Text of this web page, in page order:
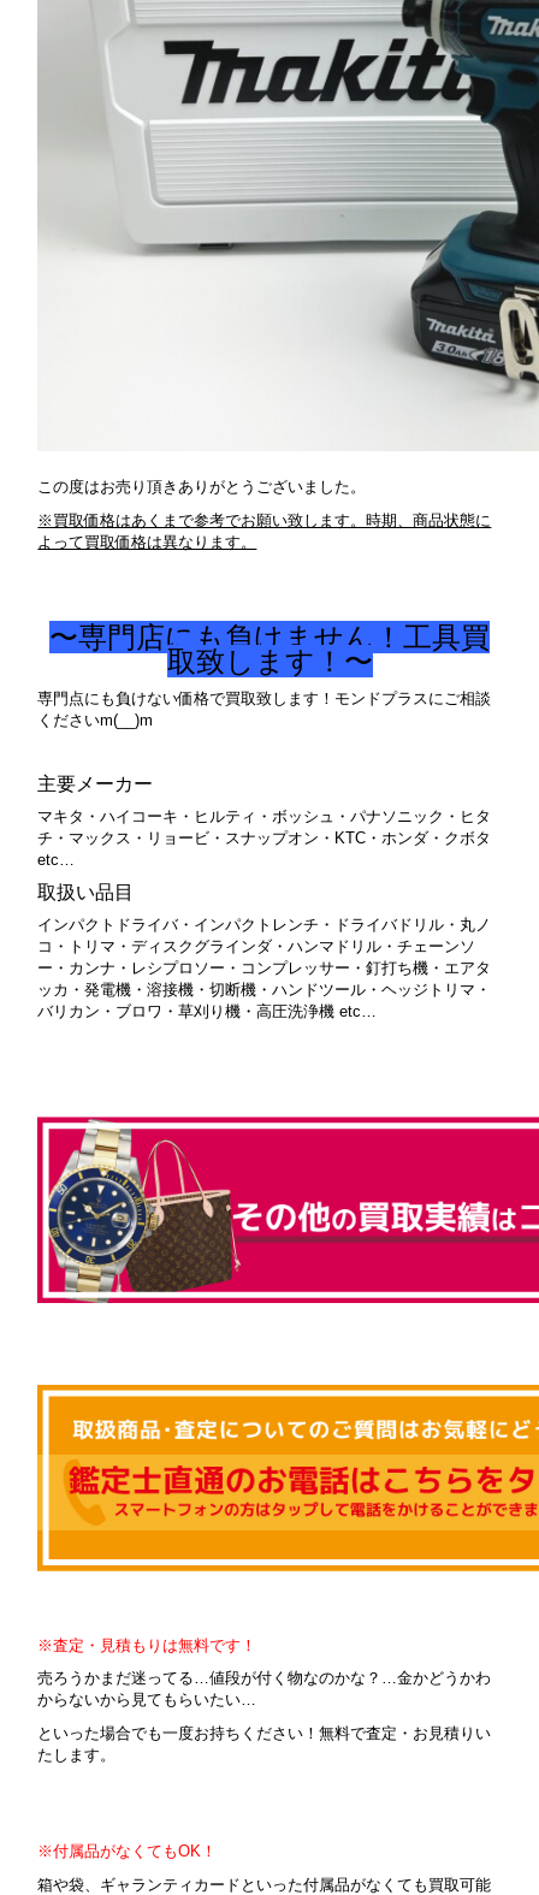
この度はお売り頂きありがとうございました。
※買取価格はあくまで参考でお願い致します。時期、商品状態に
よって買取価格は異なります。
〜専門店にも負けません！工具買
取致します！〜
専門点にも負けない価格で買取致します！モンドプラスにご相談
くださいm(__)m
主要メーカー
マキタ・ハイコーキ・ヒルティ・ボッシュ・パナソニック・ヒタ
チ・マックス・リョービ・スナップオン・KTC・ホンダ・クボタ
etc…
取扱い品目
インパクトドライバ・インパクトレンチ・ドライバドリル・丸ノ
コ・トリマ・ディスクグラインダ・ハンマドリル・チェーンソ
ー・カンナ・レシプロソー・コンプレッサー・釘打ち機・エアタ
ッカ・発電機・溶接機・切断機・ハンドツール・ヘッジトリマ・
バリカン・ブロワ・草刈り機・高圧洗浄機 etc…
※査定・見積もりは無料です！
売ろうかまだ迷ってる…値段が付く物なのかな？…金かどうかわ
からないから見てもらいたい…
といった場合でも一度お持ちください！無料で査定・お見積りい
たします。
※付属品がなくてもOK！
箱や袋、ギャランティカードといった付属品がなくても買取可能